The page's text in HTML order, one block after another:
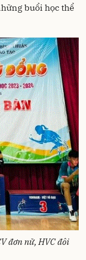
buổi học thể
đơn nữ, HVC đôi